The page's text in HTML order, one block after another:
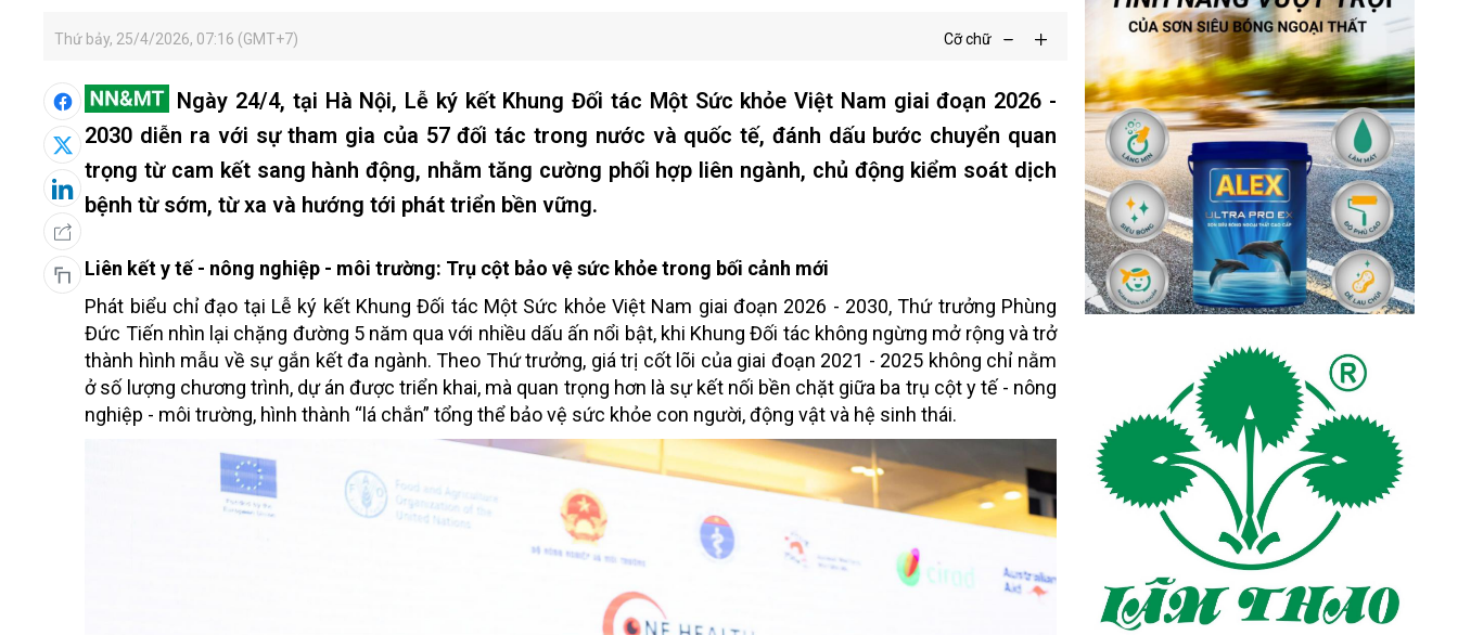
Thứ bảy, 25/4/2026, 07:16 (GMT+7) Cỡ chữ
Ngày 24/4, tại Hà Nội, Lễ ký kết Khung Đối tác Một Sức khỏe Việt Nam giai đoạn 2026 -
2030 diễn ra với sự tham gia của 57 đối tác trong nước và quốc tế, đánh dấu bước chuyển quan
trọng từ cam kết sang hành động, nhằm tăng cường phối hợp liên ngành, chủ động kiểm soát dịch
bệnh từ sớm, từ xa và hướng tới phát triển bền vững.
Liên kết y tế - nông nghiệp - môi trường: Trụ cột bảo vệ sức khỏe trong bối cảnh mới
Phát biểu chỉ đạo tại Lễ ký kết Khung Đối tác Một Sức khỏe Việt Nam giai đoạn 2026 - 2030, Thứ trưởng Phùng
Đức Tiến nhìn lại chặng đường 5 năm qua với nhiều dấu ấn nổi bật, khi Khung Đối tác không ngừng mở rộng và trở
thành hình mẫu về sự gắn kết đa ngành. Theo Thứ trưởng, giá trị cốt lõi của giai đoạn 2021 - 2025 không chỉ nằm
ở số lượng chương trình, dự án được triển khai, mà quan trọng hơn là sự kết nối bền chặt giữa ba trụ cột y tế - nông
nghiệp - môi trường, hình thành “lá chắn” tổng thể bảo vệ sức khỏe con người, động vật và hệ sinh thái.